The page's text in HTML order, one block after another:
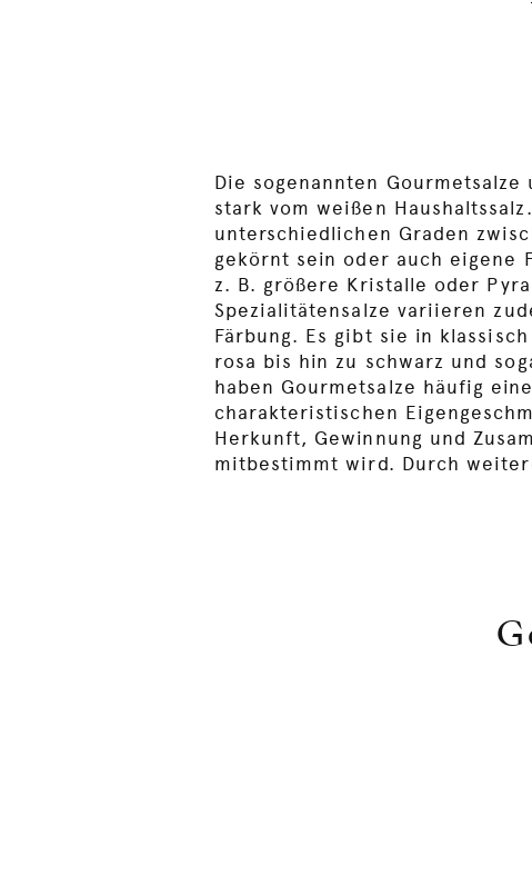
Die sogenannten
stark vom weißen
unterschiedlichen Graden
gekörnt sein oder auch eigene
z. B. größere Kristalle oder
Spezialitätensalze variieren
Färbung. Es gibt sie in
rosa bis hin zu schwarz und
haben Gourmetsalze häufig
charakteristischen
Herkunft, Gewinnung und
mitbestimmt wird. Durch
können sie darüber hinaus